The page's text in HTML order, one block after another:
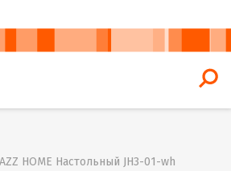
HOME Настольный JH3-01-wh